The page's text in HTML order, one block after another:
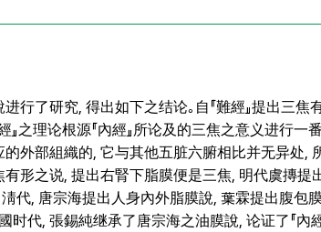
行了研究, 得出如下之结论｡自『難經』提出三
』之理论根源『內經』所论及的三焦之意义进
外部組織的, 它与其他五脏六腑相比并无异处,
形之说, 提出右腎下脂膜便是三焦, 明代虞摶
代, 唐宗海提出人身內外脂膜說, 葉霖提出腹
时代, 張錫純继承了唐宗海之油膜說, 论证了『